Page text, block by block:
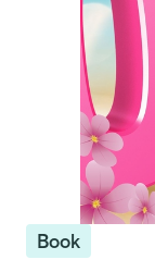
Book